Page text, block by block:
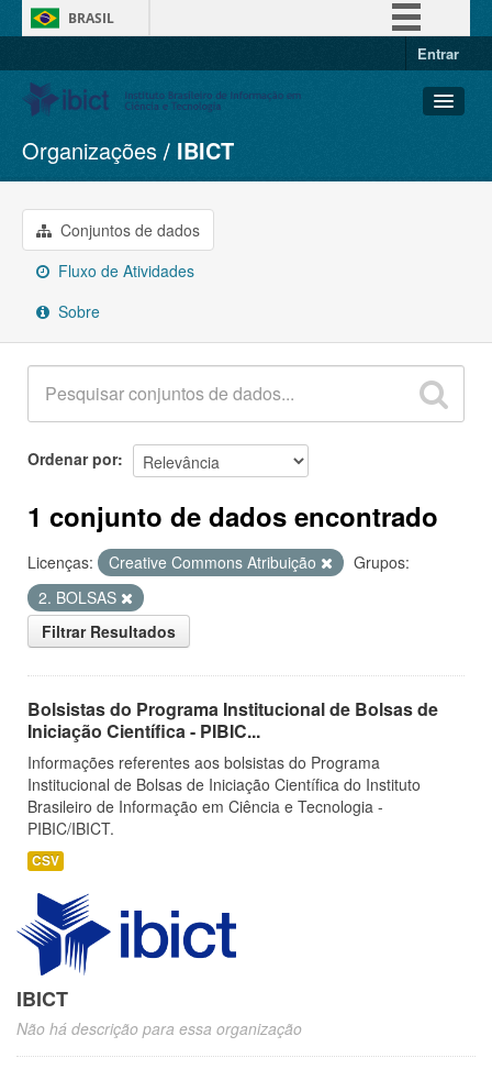
BRASIL
Entrar
Conjuntos de dados
Organizações
Grupos
Sobre
Organizações IBICT
Conjuntos de dados
Fluxo de Atividades
Sobre
Ordenar por
1 conjunto de dados encontrado
Licenças: Creative Commons Atribuição
Grupos:
2. BOLSAS
Filtrar Resultados
Bolsistas do Programa Institucional de Bolsas de
Iniciação Científica - PIBIC...
Informações referentes aos bolsistas do Programa
Institucional de Bolsas de Iniciação Científica do Instituto
Brasileiro de Informação em Ciência e Tecnologia -
PIBIC/IBICT.
CSV
IBICT
Não há descrição para essa organização